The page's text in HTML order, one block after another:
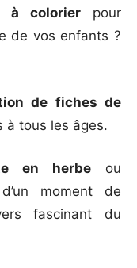
à colorier pour
de vos enfants ?
de fiches de
à tous les âges.
en herbe ou
moment de
fascinant du